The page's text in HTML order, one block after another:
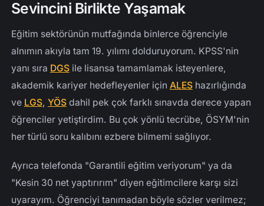
Sevincini Birlikte Yaşamak
Eğitim sektörünün mutfağında binlerce öğrenciyle
alnımın akıyla tam 19. yılımı dolduruyorum. KPSS'nin
yanı sıra DGSile lisansa tamamlamak isteyenlere,
akademik kariyer hedefleyenler için ALEShazırlığında
ve LGS, YÖSdahil pek çok farklı sınavda derece yapan
öğrenciler yetiştirdim. Bu çok yönlü tecrübe, ÖSYM'nin
her türlü soru kalıbını ezbere bilmemi sağlıyor.
Ayrıca telefonda "Garantili eğitim veriyorum" ya da
"Kesin 30 net yaptırırım" diyen eğitimcilere karşı sizi
uyarayım. Öğrenciyi tanımadan böyle sözler verilmez;